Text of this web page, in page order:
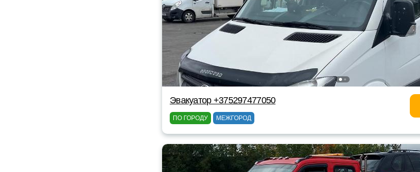
Эвакуатор +375297477050
ПО ГОРОДУ МЕЖГОРОД